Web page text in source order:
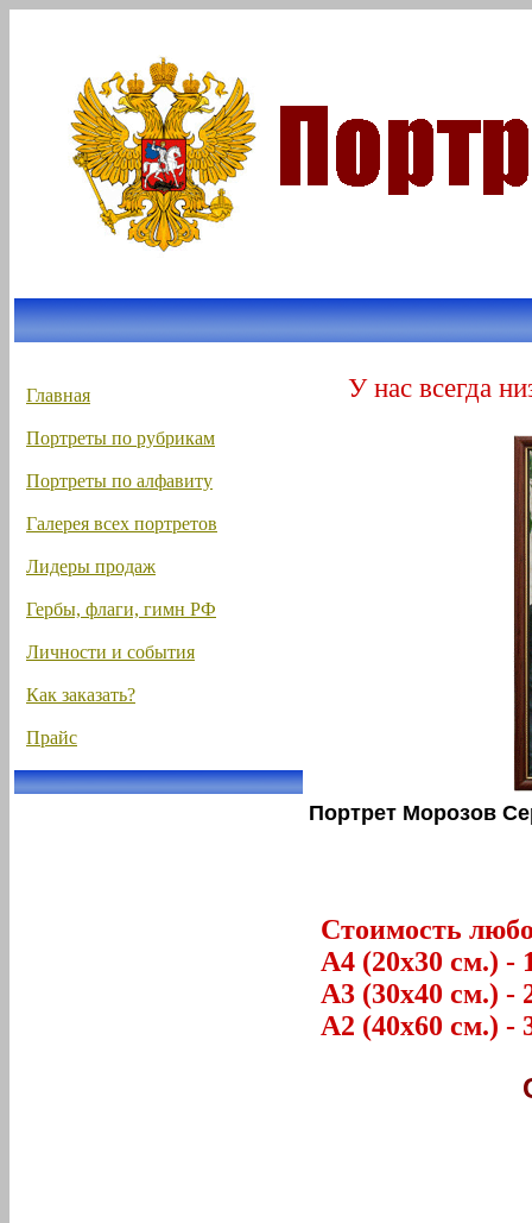
Главная
Портреты по рубрикам
Портреты по алфавиту
Галерея всех портретов
Лидеры продаж
Гербы, флаги, гимн РФ
Личности и события
Как заказать?
Прайс
У нас всегда
Портрет Морозов
Стоимость
А4 (20х30 см.) -
А3 (30х40 см.) -
А2 (40х60 см.) -